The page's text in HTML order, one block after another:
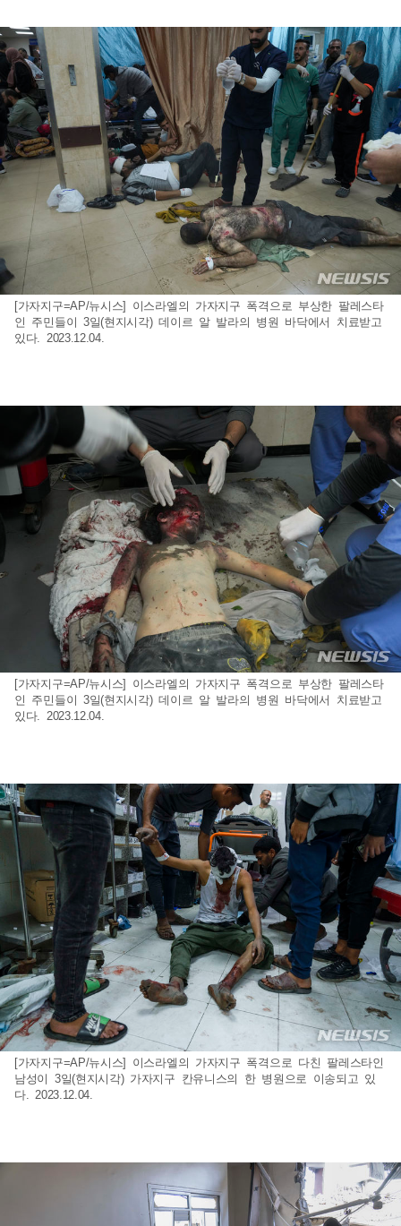
[가자지구=AP/뉴시스] 이스라엘의 가자지구 폭격으로 부상한 팔레스타
인 주민들이 3일(현지시각) 데이르 알 발라의 병원 바닥에서 치료받고
있다. 2023.12.04.
[가자지구=AP/뉴시스] 이스라엘의 가자지구 폭격으로 부상한 팔레스타
인 주민들이 3일(현지시각) 데이르 알 발라의 병원 바닥에서 치료받고
있다. 2023.12.04.
[가자지구=AP/뉴시스] 이스라엘의 가자지구 폭격으로 다친 팔레스타인
남성이 3일(현지시각) 가자지구 칸유니스의 한 병원으로 이송되고 있
다. 2023.12.04.